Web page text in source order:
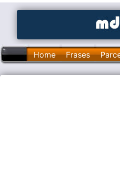
Home Frases